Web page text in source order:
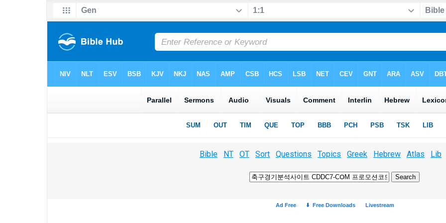
Bible NT OT Sort Questions Topics Greek Hebrew Atlas Lib